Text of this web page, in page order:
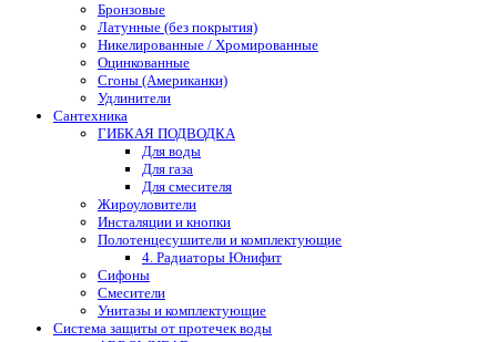
Бронзовые
Латунные (без покрытия)
Никелированные / Хромированные
Оцинкованные
Сгоны (Американки)
Удлинители
Сантехника
ГИБКАЯ ПОДВОДКА
Для воды
Для газа
Для смесителя
Жироуловители
Инсталяции и кнопки
Полотенцесушители и комплектующие
4. Радиаторы Юнифит
Сифоны
Смесители
Унитазы и комплектующие
Система защиты от протечек воды